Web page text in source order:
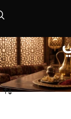
عرض ⁦11⁩ من كل النتائج